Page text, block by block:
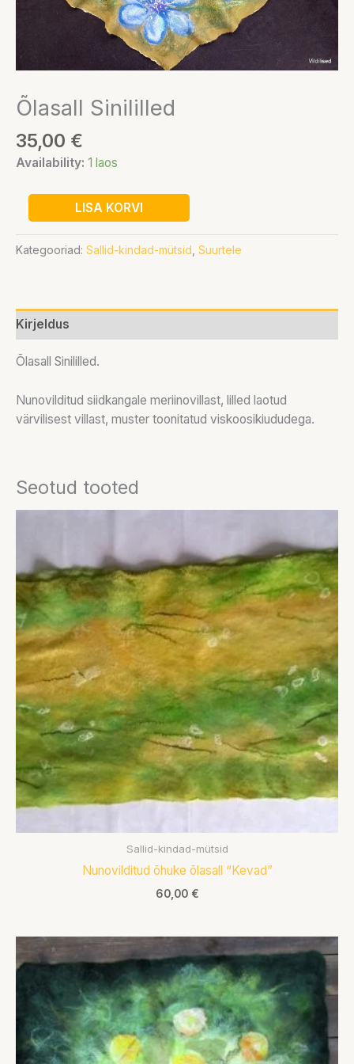
Õlasall Sinililled
35,00 €
Availability: 1 laos
LISA KORVI
Kategooriad: Sallid-kindad-mütsid Suurtele
Kirjeldus
Õlasall Sinililled.
Nunovilditud siidkangale meriinovillast, lilled laotud
värvilisest villast, muster toonitatud viskoosikiududega.
Seotud tooted
Sallid-kindad-mütsid
Nunovilditud õhuke õlasall “Kevad”
60,00 €